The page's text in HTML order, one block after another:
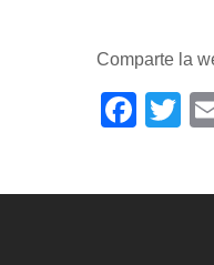
Comparte la